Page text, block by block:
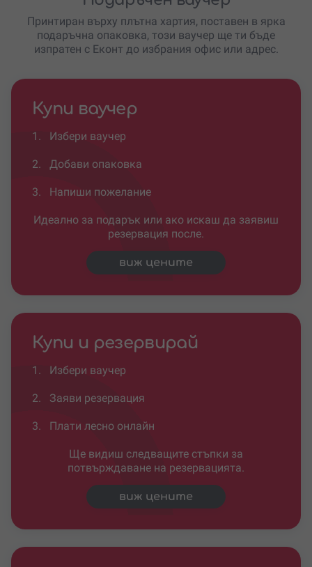
Принтиран върху плътна хартия, поставен в ярка
подаръчна опаковка, този ваучер ще ти бъде
изпратен с Еконт до избрания офис или адрес.
Купи ваучер
1. Избери ваучер
2. Добави опаковка
3. Напиши пожелание
Идеално за подарък или ако искаш да заявиш
резервация после.
виж цените
Купи и резервирай
1. Избери ваучер
2. Заяви резервация
3. Плати лесно онлайн
Ще видиш следващите стъпки за
потвърждаване на резервацията.
виж цените